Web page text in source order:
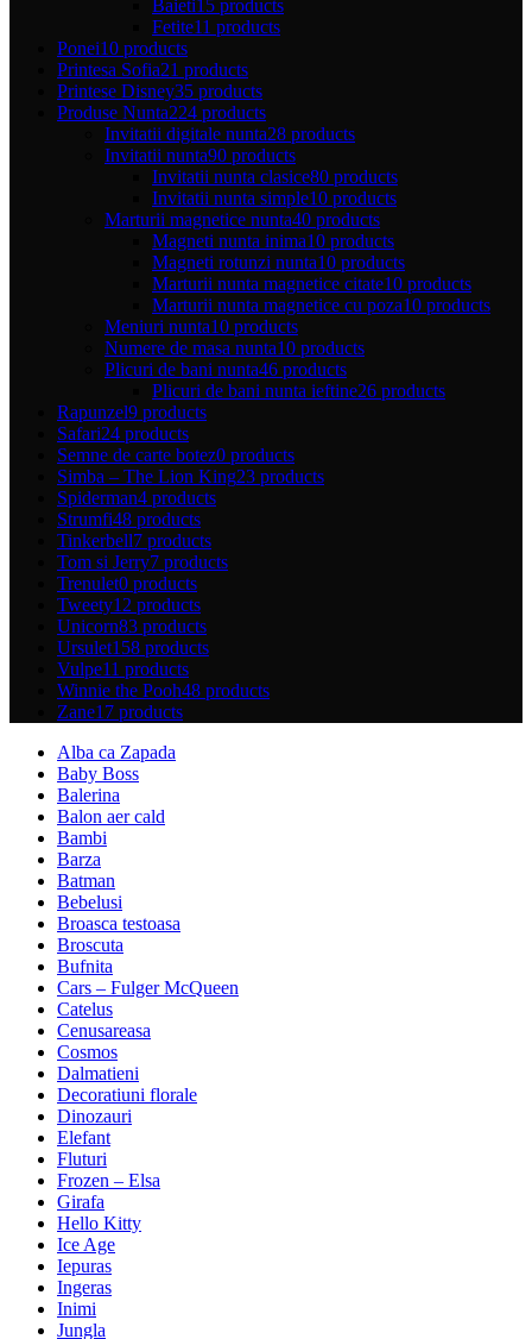
Baieti15 products
Fetite11 products
Ponei10 products
Printesa Sofia21 products
Printese Disney35 products
Produse Nunta224 products
Invitatii digitale nunta28 products
Invitatii nunta90 products
Invitatii nunta clasice80 products
Invitatii nunta simple10 products
Marturii magnetice nunta40 products
Magneti nunta inima10 products
Magneti rotunzi nunta10 products
Marturii nunta magnetice citate10 products
Marturii nunta magnetice cu poza10 products
Meniuri nunta10 products
Numere de masa nunta10 products
Plicuri de bani nunta46 products
Plicuri de bani nunta ieftine26 products
Rapunzel9 products
Safari24 products
Semne de carte botez0 products
Simba – The Lion King23 products
Spiderman4 products
Strumfi48 products
Tinkerbell7 products
Tom si Jerry7 products
Trenulet0 products
Tweety12 products
Unicorn83 products
Ursulet158 products
Vulpe11 products
Winnie the Pooh48 products
Zane17 products
Alba ca Zapada
Baby Boss
Balerina
Balon aer cald
Bambi
Barza
Batman
Bebelusi
Broasca testoasa
Broscuta
Bufnita
Cars – Fulger McQueen
Catelus
Cenusareasa
Cosmos
Dalmatieni
Decoratiuni florale
Dinozauri
Elefant
Fluturi
Frozen – Elsa
Girafa
Hello Kitty
Ice Age
Iepuras
Ingeras
Inimi
Jungla